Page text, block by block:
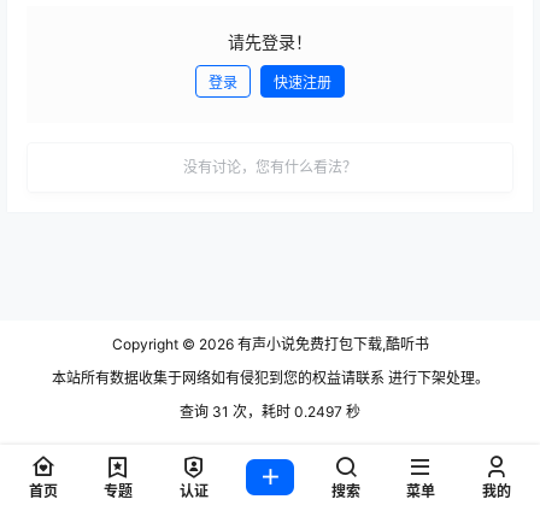
请先登录！
登录 快速注册
没有讨论，您有什么看法？
Copyright © 2026有声小说免费打包下载,酷听书
本站所有数据收集于网络如有侵犯到您的权益请联系 进行下架处理。
查询 31 次，耗时 0.2497 秒
首页 专题 认证 搜索 菜单 我的